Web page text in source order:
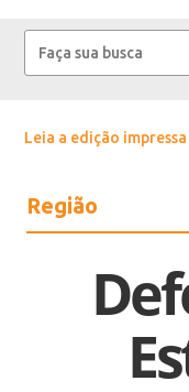
Leia a edição impressa
Região